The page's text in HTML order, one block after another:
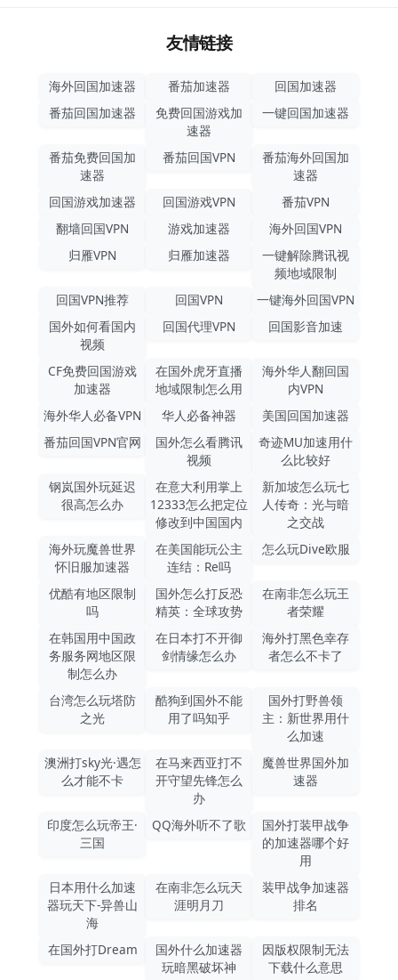
友情链接
海外回国加速器 番茄加速器
回国加速器
番茄回国加速器
免费回国游戏加
速器
一键回国加速器
番茄免费回国加
速器
番茄回国VPN
番茄海外回国加
速器
回国游戏加速器
回国游戏VPN
番茄VPN
翻墙回国VPN
游戏加速器
海外回国VPN
归雁VPN
归雁加速器
一键解除腾讯视
频地域限制
回国VPN推荐
回国VPN
一键海外回国VPN
国外如何看国内
视频
回国代理VPN 回国影音加速
CF免费回国游戏
加速器
在国外虎牙直播
地域限制怎么用
海外华人翻回国
内VPN
海外华人必备VPN
华人必备神器
美国回国加速器
番茄回国VPN官网
国外怎么看腾讯
视频
奇迹MU加速用什
么比较好
钢岚国外玩延迟
很高怎么办
在意大利用掌上
12333怎么把定位
修改到中国国内
新加坡怎么玩七
人传奇：光与暗
之交战
海外玩魔兽世界
怀旧服加速器
在美国能玩公主
连结：Re吗
怎么玩Dive欧服
优酷有地区限制
吗
国外怎么打反恐
精英：全球攻势
在南非怎么玩王
者荣耀
在韩国用中国政
务服务网地区限
制怎么办
在日本打不开御
剑情缘怎么办
海外打黑色幸存
者怎么不卡了
台湾怎么玩塔防
之光
酷狗到国外不能
用了吗知乎
国外打野兽领
主：新世界用什
么加速
澳洲打sky光·遇怎
么才能不卡
在马来西亚打不
开守望先锋怎么
办
魔兽世界国外加
速器
印度怎么玩帝王·
三国
QQ海外听不了歌
国外打装甲战争
的加速器哪个好
用
日本用什么加速
器玩天下-异兽山
海
在南非怎么玩天
涯明月刀
装甲战争加速器
排名
在国外打Dream
国外什么加速器
玩暗黑破坏神
因版权限制无法
下载什么意思